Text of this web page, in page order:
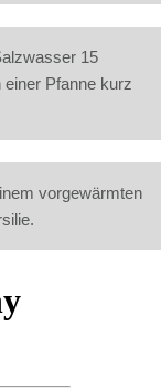
15
einer Pfanne kurz
vorgewärmten